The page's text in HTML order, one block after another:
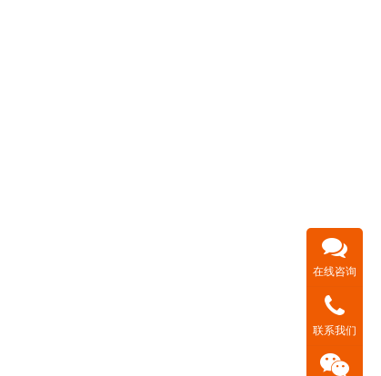
在线咨询
联系我们